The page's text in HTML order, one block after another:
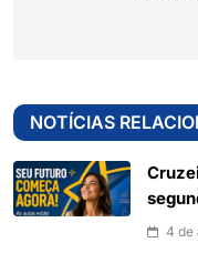
NOTÍCIAS
4 de